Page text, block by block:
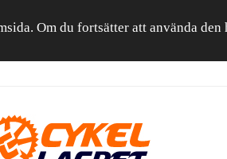
Om du fortsätter att använda